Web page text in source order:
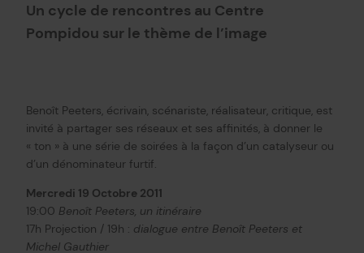
Un cycle de rencontres au Centre
Pompidou sur le thème de l’image
Benoît Peeters, écrivain, scénariste, réalisateur, critique, est
invité à partager ses réseaux et ses affinités, à donner le
« ton » à une série de soirées à la façon d’un catalyseur ou
d’un dénominateur furtif.
Mercredi 19 Octobre 2011
19:00 Benoît Peeters, un itinéraire
17h Projection / 19h : dialogue entre Benoît Peeters et
Michel Gauthier